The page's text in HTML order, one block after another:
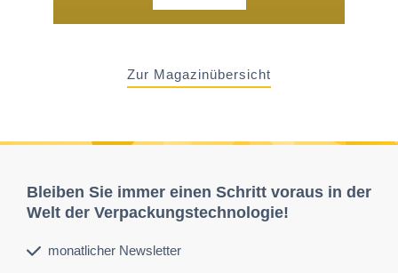
Zur Magazinübersicht
Bleiben Sie immer einen Schritt voraus in der
Welt der Verpackungstechnologie!
monatlicher Newsletter